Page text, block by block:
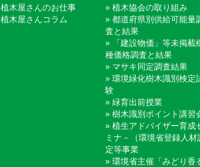
植木屋さんのお仕事
植木屋さんコラム
» 植木協会の取り組み
» 都道府県別供給可能量
査と結果
»
「建設物価」等未掲載
種価格調査と結果
» マサキ同定調査結果
» 環境緑化樹木識別検定
験
» 緑育出前授業
» 樹木識別ポイント講習
» 植生アドバイザー育成
ミナ－（環境省登録人材
定等事業
» 環境省主催「みどり香